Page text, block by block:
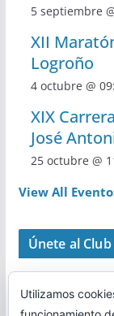
5 septiembre
XII
Logroño
4 octubre @
XIX
José
25 octubre @
View All
Únete al Club
Utilizamos